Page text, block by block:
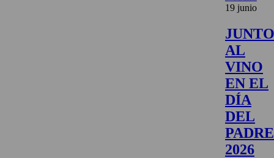
19 junio
JUNTO
AL
VINO
EN EL
DÍA
DEL
PADRE
2026